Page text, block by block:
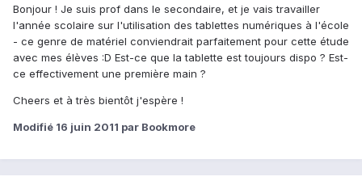
Bonjour ! Je suis prof dans le secondaire, et je vais travailler
l'année scolaire sur l'utilisation des tablettes numériques à l'école
- ce genre de matériel conviendrait parfaitement pour cette étude
avec mes élèves :D Est-ce que la tablette est toujours dispo ? Est-
ce effectivement une première main ?
Cheers et à très bientôt j'espère !
Modifié 16 juin 2011 par Bookmore